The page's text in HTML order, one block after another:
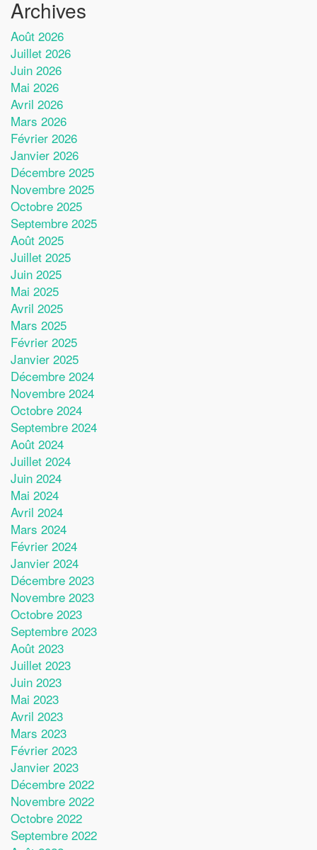
Archives
Août 2026
Juillet 2026
Juin 2026
Mai 2026
Avril 2026
Mars 2026
Février 2026
Janvier 2026
Décembre 2025
Novembre 2025
Octobre 2025
Septembre 2025
Août 2025
Juillet 2025
Juin 2025
Mai 2025
Avril 2025
Mars 2025
Février 2025
Janvier 2025
Décembre 2024
Novembre 2024
Octobre 2024
Septembre 2024
Août 2024
Juillet 2024
Juin 2024
Mai 2024
Avril 2024
Mars 2024
Février 2024
Janvier 2024
Décembre 2023
Novembre 2023
Octobre 2023
Septembre 2023
Août 2023
Juillet 2023
Juin 2023
Mai 2023
Avril 2023
Mars 2023
Février 2023
Janvier 2023
Décembre 2022
Novembre 2022
Octobre 2022
Septembre 2022